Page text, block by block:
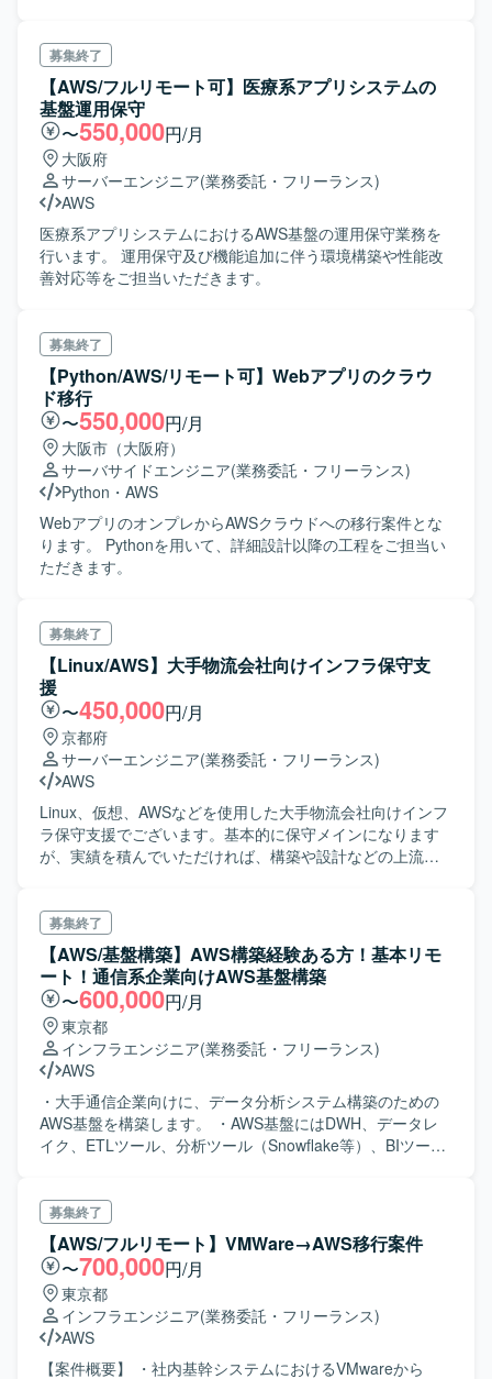
プロトタイピングやデータ分析など、新しい技術も取り入
れながらプロダクト開発に携わることができます。 【開発
環境】 フレームワークはRuby on Railsを利用しています。
フロントエンドはVue.jsを利用しています。データベースは
MySQL（RDS、Aurora）を利用しています。インフラは
AWS（EC2、S3等）を利用しています。バージョン管理は
git/Githubを利用しています。CIはCircleCI、Jenkinsを利用
しています。コミュニケーションはSlack、CLICKUP、
Notionを利用しています。デザインはFigmaを利用していま
す。AIはClaude、Gemini、NotionAIを利用しています。
募集終了
【AWS/フルリモート可】医療系アプリシステムの
基盤運用保守
〜550,000円/月
大阪府
サーバーエンジニア(業務委託・フリーランス)
AWS
医療系アプリシステムにおけるAWS基盤の運用保守業務を
行います。 運用保守及び機能追加に伴う環境構築や性能改
善対応等をご担当いただきます。
募集終了
【Python/AWS/リモート可】Webアプリのクラウ
ド移行
〜550,000円/月
大阪市（大阪府）
サーバサイドエンジニア(業務委託・フリーランス)
Python ・ AWS
WebアプリのオンプレからAWSクラウドへの移行案件とな
ります。 Pythonを用いて、詳細設計以降の工程をご担当い
ただきます。
募集終了
【Linux/AWS】大手物流会社向けインフラ保守支
援
〜450,000円/月
京都府
サーバーエンジニア(業務委託・フリーランス)
AWS
Linux、仮想、AWSなどを使用した大手物流会社向けインフ
ラ保守支援でございます。基本的に保守メインになります
が、実績を積んでいただければ、構築や設計などの上流工
募集終了
【AWS/基盤構築】AWS構築経験ある方！基本リモ
ート！通信系企業向けAWS基盤構築
〜600,000円/月
東京都
インフラエンジニア(業務委託・フリーランス)
AWS
・大手通信企業向けに、データ分析システム構築のための
AWS基盤を構築します。 ・AWS基盤にはDWH、データレ
イク、ETLツール、分析ツール（Snowflake等）、BIツール
募集終了
【AWS/フルリモート】VMWare→AWS移行案件
〜700,000円/月
東京都
インフラエンジニア(業務委託・フリーランス)
AWS
【案件概要】 ・社内基幹システムにおけるVMwareから